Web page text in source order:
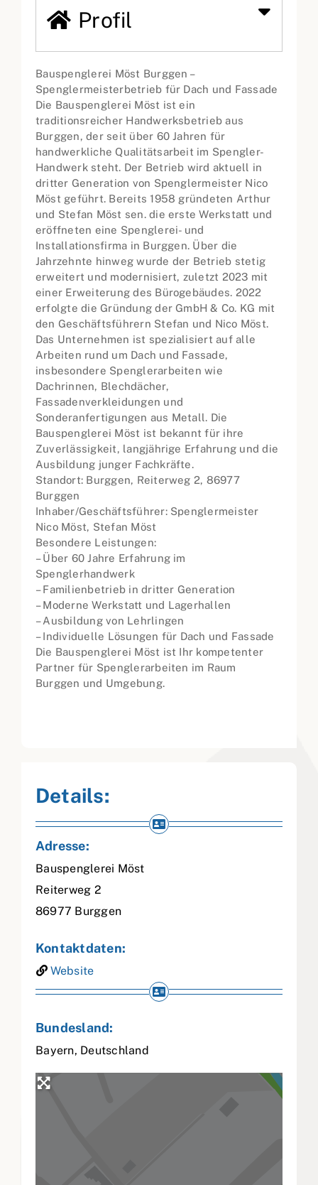
Profil
Bauspenglerei Möst Burggen –
Spenglermeisterbetrieb für Dach und Fassade
Die Bauspenglerei Möst ist ein
traditionsreicher Handwerksbetrieb aus
Burggen, der seit über 60 Jahren für
handwerkliche Qualitätsarbeit im Spengler-
Handwerk steht. Der Betrieb wird aktuell in
dritter Generation von Spenglermeister Nico
Möst geführt. Bereits 1958 gründeten Arthur
und Stefan Möst sen. die erste Werkstatt und
eröffneten eine Spenglerei- und
Installationsfirma in Burggen. Über die
Jahrzehnte hinweg wurde der Betrieb stetig
erweitert und modernisiert, zuletzt 2023 mit
einer Erweiterung des Bürogebäudes. 2022
erfolgte die Gründung der GmbH & Co. KG mit
den Geschäftsführern Stefan und Nico Möst.
Das Unternehmen ist spezialisiert auf alle
Arbeiten rund um Dach und Fassade,
insbesondere Spenglerarbeiten wie
Dachrinnen, Blechdächer,
Fassadenverkleidungen und
Sonderanfertigungen aus Metall. Die
Bauspenglerei Möst ist bekannt für ihre
Zuverlässigkeit, langjährige Erfahrung und die
Ausbildung junger Fachkräfte.
Standort: Burggen, Reiterweg 2, 86977
Burggen
Inhaber/Geschäftsführer: Spenglermeister
Nico Möst, Stefan Möst
Besondere Leistungen:
– Über 60 Jahre Erfahrung im
Spenglerhandwerk
– Familienbetrieb in dritter Generation
– Moderne Werkstatt und Lagerhallen
– Ausbildung von Lehrlingen
– Individuelle Lösungen für Dach und Fassade
Die Bauspenglerei Möst ist Ihr kompetenter
Partner für Spenglerarbeiten im Raum
Burggen und Umgebung.
Details:
Adresse:
Bauspenglerei Möst
Reiterweg 2
86977 Burggen
Kontaktdaten:
Website
Bundesland:
Bayern, Deutschland